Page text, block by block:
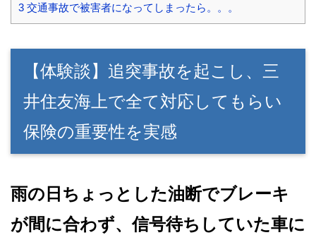
3 交通事故で被害者になってしまったら。。。
【体験談】追突事故を起こし、三
井住友海上で全て対応してもらい
保険の重要性を実感
雨の日ちょっとした油断でブレーキ
が間に合わず、信号待ちしていた車に